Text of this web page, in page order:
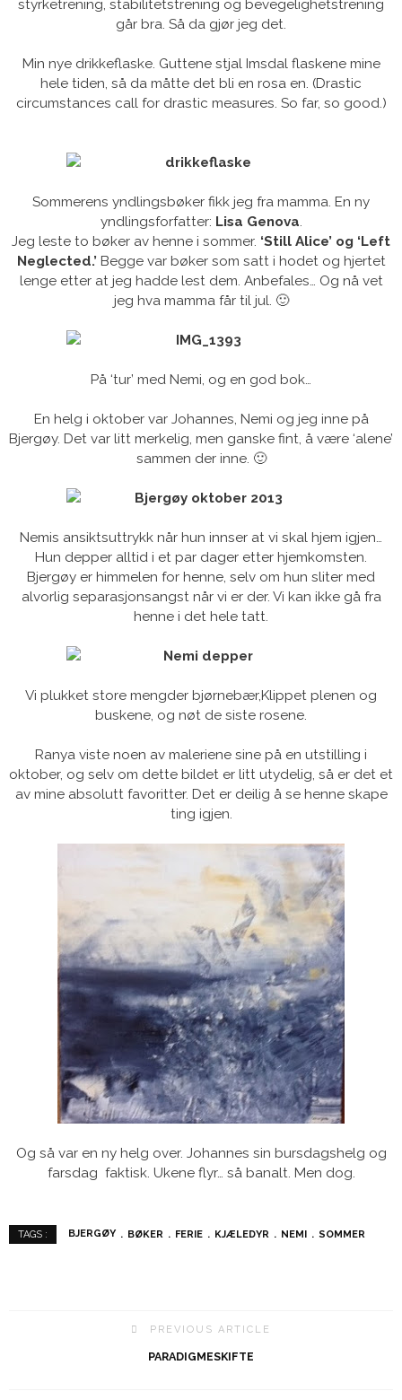
styrketrening, stabilitetstrening og bevegelighetstrening
går bra. Så da gjør jeg det.
Min nye drikkeflaske. Guttene stjal Imsdal flaskene mine
hele tiden, så da måtte det bli en rosa en. (Drastic
circumstances call for drastic measures. So far, so good.)
Sommerens yndlingsbøker fikk jeg fra mamma. En ny
yndlingsforfatter: Lisa Genova.
Jeg leste to bøker av henne i sommer. ‘Still Alice’ og ‘Left
Neglected.’ Begge var bøker som satt i hodet og hjertet
lenge etter at jeg hadde lest dem. Anbefales… Og nå vet
jeg hva mamma får til jul. 🙂
På ‘tur’ med Nemi, og en god bok…
En helg i oktober var Johannes, Nemi og jeg inne på
Bjergøy. Det var litt merkelig, men ganske fint, å være ‘alene’
sammen der inne. 🙂
Nemis ansiktsuttrykk når hun innser at vi skal hjem igjen…
Hun depper alltid i et par dager etter hjemkomsten.
Bjergøy er himmelen for henne, selv om hun sliter med
alvorlig separasjonsangst når vi er der. Vi kan ikke gå fra
henne i det hele tatt.
Vi plukket store mengder bjørnebær,Klippet plenen og
buskene, og nøt de siste rosene.
Ranya viste noen av maleriene sine på en utstilling i
oktober, og selv om dette bildet er litt utydelig, så er det et
av mine absolutt favoritter. Det er deilig å se henne skape
ting igjen.
Og så var en ny helg over. Johannes sin bursdagshelg og
farsdag faktisk. Ukene flyr… så banalt. Men dog.
TAGS : BJERGØY BØKER FERIE KJÆLEDYR NEMI SOMMER
PREVIOUS ARTICLE
PARADIGMESKIFTE